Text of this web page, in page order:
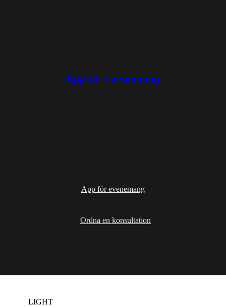
App för evenemang
App för evenemang
Ordna en konsultation
LIGHT